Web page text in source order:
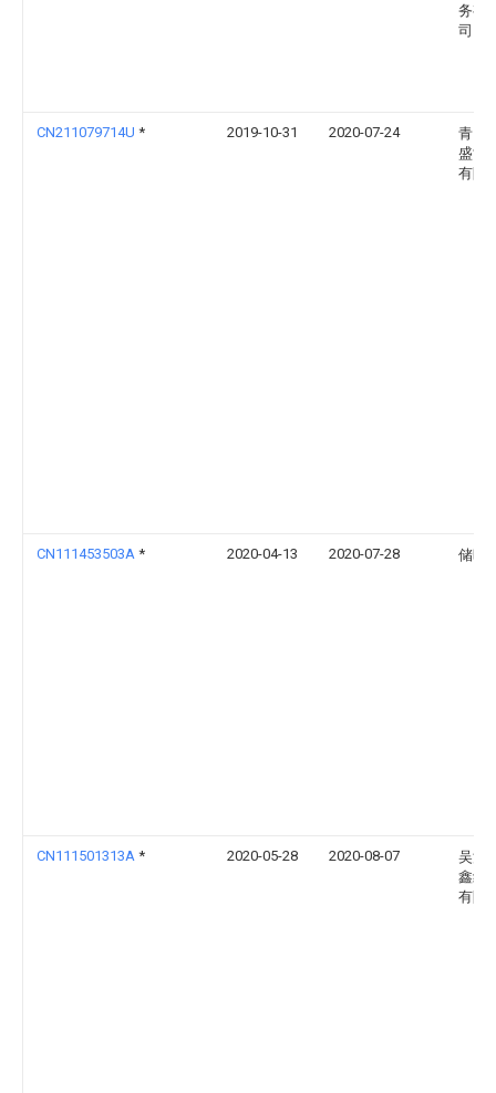
务有
司
CN211079714U * 2019-10-31 2020-07-24
青岛
盛世
有限
CN111453503A * 2020-04-13 2020-07-28 储晓
CN111501313A * 2020-05-28 2020-08-07
吴江
鑫纺
有限